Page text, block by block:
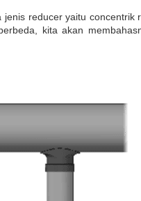
reducer yaitu concentrik
kita akan